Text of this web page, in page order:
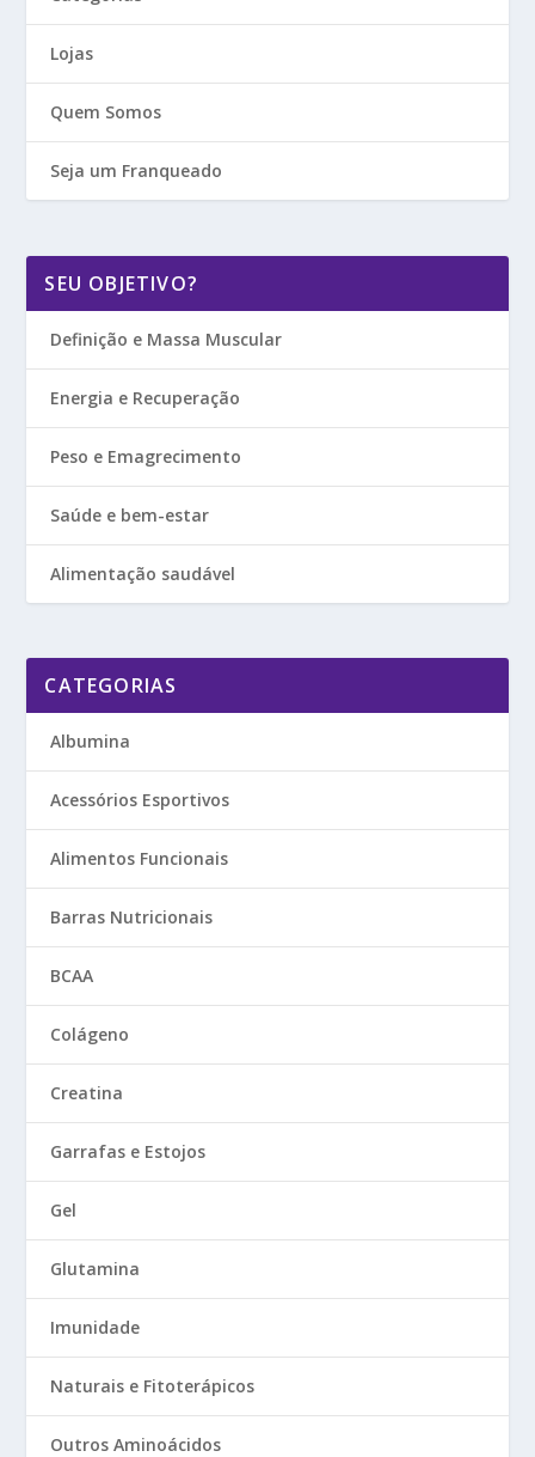
Lojas
Quem Somos
Seja um Franqueado
SEU OBJETIVO?
Definição e Massa Muscular
Energia e Recuperação
Peso e Emagrecimento
Saúde e bem-estar
Alimentação saudável
CATEGORIAS
Albumina
Acessórios Esportivos
Alimentos Funcionais
Barras Nutricionais
BCAA
Colágeno
Creatina
Garrafas e Estojos
Gel
Glutamina
Imunidade
Naturais e Fitoterápicos
Outros Aminoácidos